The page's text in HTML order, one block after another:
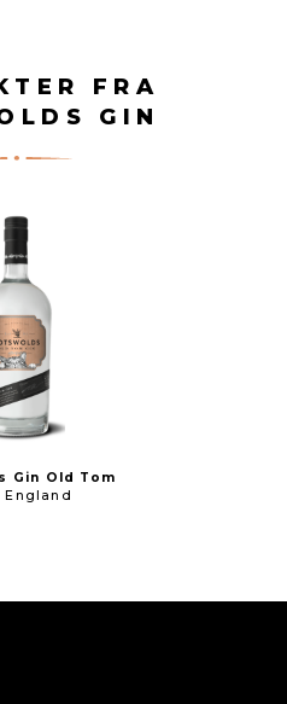
FRA
GIN
Gin Old Tom
England